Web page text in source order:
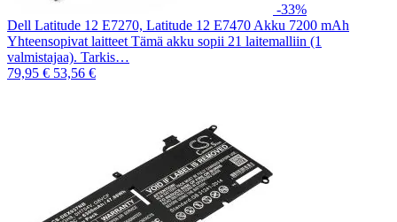
-33%
Dell Latitude 12 E7270, Latitude 12 E7470 Akku 7200 mAh
Yhteensopivat laitteet Tämä akku sopii 21 laitemalliin (1
valmistajaa). Tarkis…
79,95 € 53,56 €